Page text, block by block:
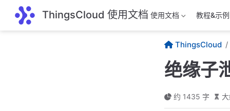
跳至主要內容ThingsCloud 使用文档 使用文档 教程&示例
ThingsCloud
绝缘子
约 1435 字